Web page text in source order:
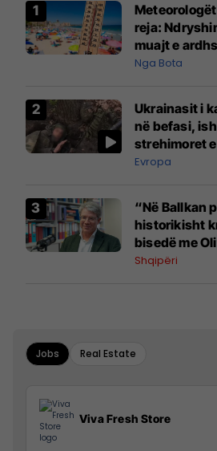
reja:
muajt e
pazakontë
Nga Bota
Ukrainasit i
në befasi,
strehimoret
Evropa
“Në Ballkan
historikisht
bisedë me
mbi protestat
Shqipëri
Jobs Real Estate
Viva Fresh Store